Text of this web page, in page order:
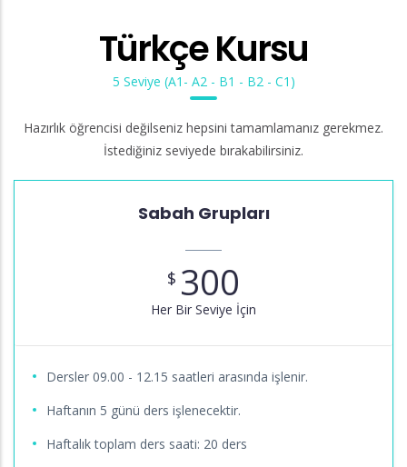
Türkçe Kursu
5 Seviye (A1- A2 - B1 - B2 - C1)
Hazırlık öğrencisi değilseniz hepsini tamamlamanız gerekmez.
İstediğiniz seviyede bırakabilirsiniz.
Sabah Grupları
$ 300
Her Bir Seviye İçin
Dersler 09.00 - 12.15 saatleri arasında işlenir.
Haftanın 5 günü ders işlenecektir.
Haftalık toplam ders saati: 20 ders